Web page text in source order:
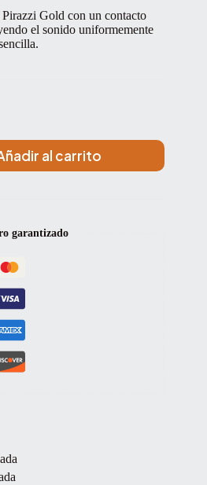
Gold con un contacto
el sonido uniformemente
al carrito
garantizado